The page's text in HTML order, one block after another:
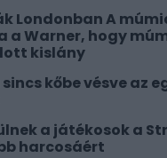
Londonban A
a Warner, hogy
kislány
kőbe vésve az
a játékosok a
harcosáért